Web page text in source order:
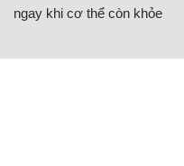
ngay khi cơ thể còn khỏe